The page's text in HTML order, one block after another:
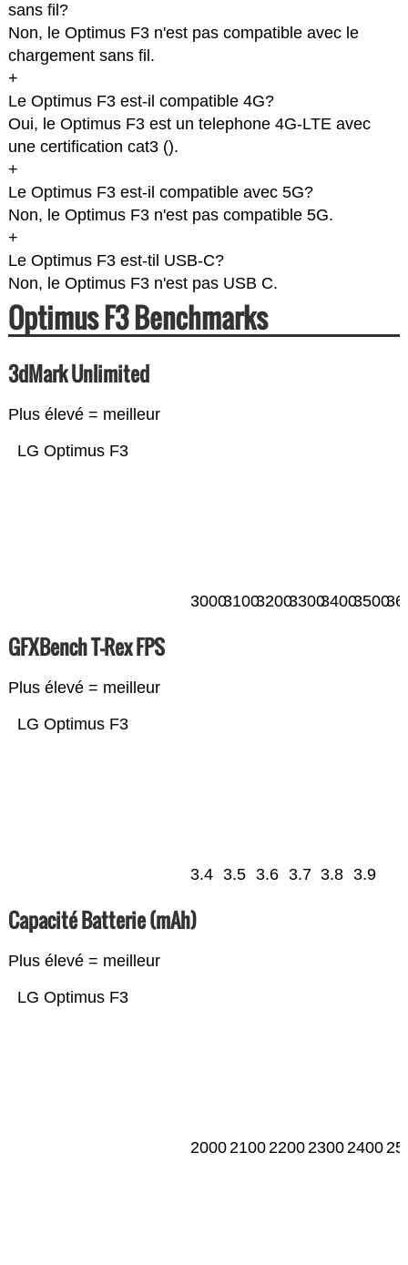
sans fil?
Non, le Optimus F3 n'est pas compatible avec le
chargement sans fil.
+
Le Optimus F3 est-il compatible 4G?
Oui, le Optimus F3 est un telephone 4G-LTE avec
une certification cat3 ().
+
Le Optimus F3 est-il compatible avec 5G?
Non, le Optimus F3 n'est pas compatible 5G.
+
Le Optimus F3 est-til USB-C?
Non, le Optimus F3 n'est pas USB C.
Optimus F3 Benchmarks
3dMark Unlimited
Plus élevé = meilleur
LG Optimus F3
300031003200330034003500
GFXBench T-Rex FPS
Plus élevé = meilleur
LG Optimus F3
3.4 3.5 3.6 3.7 3.8 3.9
Capacité Batterie (mAh)
Plus élevé = meilleur
LG Optimus F3
20002100220023002400